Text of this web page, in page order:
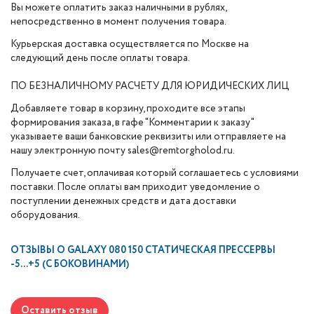
Вы можете оплатить заказ наличными в рублях,
непосредственно в момент получения товара.
Курьерская доставка осуществляется по Москве на
следующий день после оплаты товара.
ПО БЕЗНАЛИЧНОМУ РАСЧЕТУ ДЛЯ ЮРИДИЧЕСКИХ ЛИЦ
Добавляете товар в корзину, проходите все этапы
формирования заказа, в гафе "Комментарии к заказу"
указываете ваши банковские реквизиты или отправляете на
нашу электронную почту sales@remtorgholod.ru.
Получаете счет, оплачивая который соглашаетесь с условиями
поставки. После оплаты вам приходит уведомление о
поступлении денежных средств и дата доставки
оборудования.
ОТЗЫВЫ О GALAXY 080 150 СТАТИЧЕСКАЯ ПРЕССЕРВЫ
-5...+5 (С БОКОВИНАМИ)
Оставить отзыв